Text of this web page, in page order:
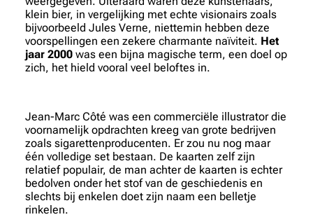
klein bier, in vergelijking met echte visionairs zoals
bijvoorbeeld Jules Verne, niettemin hebben deze
voorspellingen een zekere charmante naïviteit. Het
jaar 2000 was een bijna magische term, een doel op
zich, het hield vooral veel beloftes in.
Jean-Marc Côté was een commerciële illustrator die
voornamelijk opdrachten kreeg van grote bedrijven
zoals sigarettenproducenten. Er zou nu nog maar
één volledige set bestaan. De kaarten zelf zijn
relatief populair, de man achter de kaarten is echter
bedolven onder het stof van de geschiedenis en
slechts bij enkelen doet zijn naam een belletje
rinkelen.